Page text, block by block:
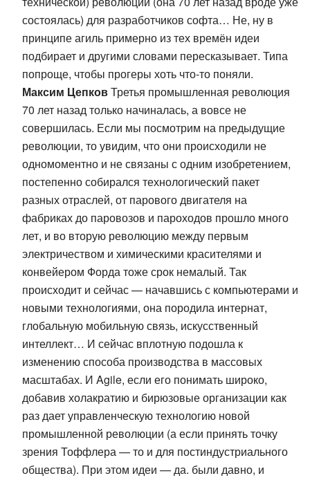
состоялась) для разработчиков софта… Не, ну в
принципе агиль примерно из тех времён идеи
подбирает и другими словами пересказывает. Типа
попроще, чтобы прогеры хоть что-то поняли.
Максим ЦепковТретья промышленная революция
70 лет назад только начиналась, а вовсе не
совершилась. Если мы посмотрим на предыдущие
революции, то увидим, что они происходили не
одномоментно и не связаны с одним изобретением,
постепенно собирался технологический пакет
разных отраслей, от парового двигателя на
фабриках до паровозов и пароходов прошло много
лет, и во вторую революцию между первым
электричеством и химическими красителями и
конвейером Форда тоже срок немалый. Так
происходит и сейчас — начавшись с компьютерами и
новыми технологиями, она породила интернат,
глобальную мобильную связь, искусственный
интеллект… И сейчас вплотную подошла к
изменению способа производства в массовых
масштабах. И Agile, если его понимать широко,
добавив холакратию и бирюзовые организации как
раз дает управленческую технологию новой
промышленной революции (а если принять точку
зрения Тоффлера — то и для постиндустриального
общества). При этом идеи — да. были давно, и